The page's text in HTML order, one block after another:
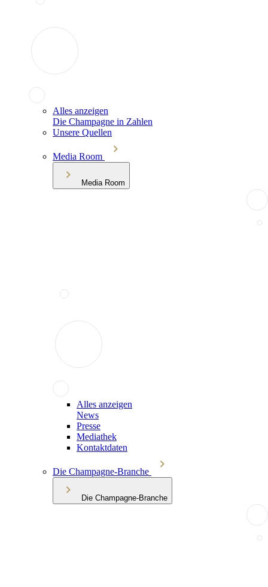
Alles anzeigen
Die Champagne in Zahlen
Unsere Quellen
Media Room
Media Room
Alles anzeigen
News
Presse
Mediathek
Kontaktdaten
Die Champagne-Branche
Die Champagne-Branche